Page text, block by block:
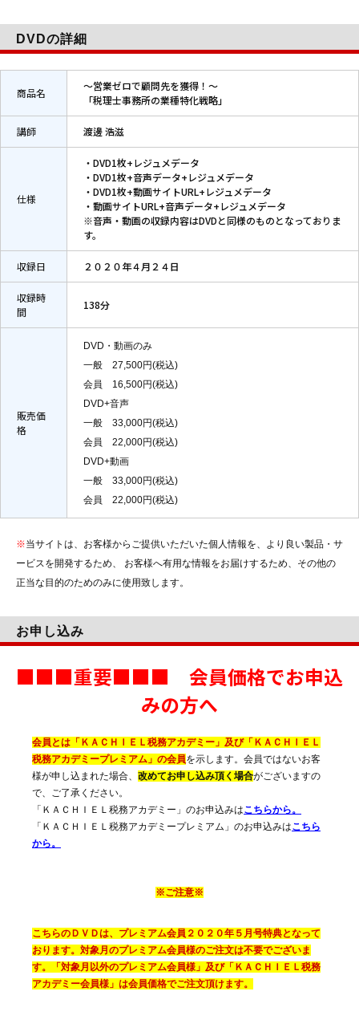
DVDの詳細
商品名
～営業ゼロで顧問先を獲得！～
「税理士事務所の業種特化戦略」
講師 渡邊 浩滋
仕様
・DVD1枚+レジュメデータ
・DVD1枚+音声データ+レジュメデータ
・DVD1枚+動画サイトURL+レジュメデータ
・動画サイトURL+音声データ+レジュメデータ
※音声・動画の収録内容はDVDと同様のものとなっておりま
す。
収録日 ２０２０年４月２４日
収録時
間
138分
販売価
格
DVD・動画のみ
一般 27,500円(税込)
会員 16,500円(税込)
DVD+音声
一般 33,000円(税込)
会員 22,000円(税込)
DVD+動画
一般 33,000円(税込)
会員 22,000円(税込)
※当サイトは、お客様からご提供いただいた個人情報を、より良い製品・サ
ービスを開発するため、 お客様へ有用な情報をお届けするため、その他の
正当な目的のためのみに使用致します。
お申し込み
■■■重要■■■ 会員価格でお申込
みの方へ
会員とは「ＫＡＣＨＩＥＬ税務アカデミー」及び「ＫＡＣＨＩＥＬ
税務アカデミープレミアム」の会員を示します。会員ではないお客
様が申し込まれた場合、 改めてお申し込み頂く場合がございますの
で、ご了承ください。
「ＫＡＣＨＩＥＬ税務アカデミー」のお申込みはこちらから。
「ＫＡＣＨＩＥＬ税務アカデミープレミアム」のお申込みはこちら
から。
※ご注意※
こちらのＤＶＤは、プレミアム会員２０２０年５月号特典となって
おります。対象月のプレミアム会員様のご注文は不要でございま
す。「対象月以外のプレミアム会員様」及び「ＫＡＣＨＩＥＬ税務
アカデミー会員様」は会員価格でご注文頂けます。